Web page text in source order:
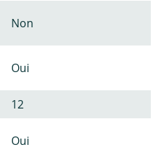
Non
Oui
12
Oui